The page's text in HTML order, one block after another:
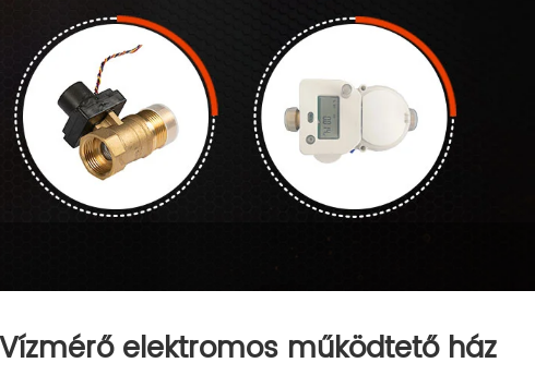
Vízmérő elektromos működtető ház